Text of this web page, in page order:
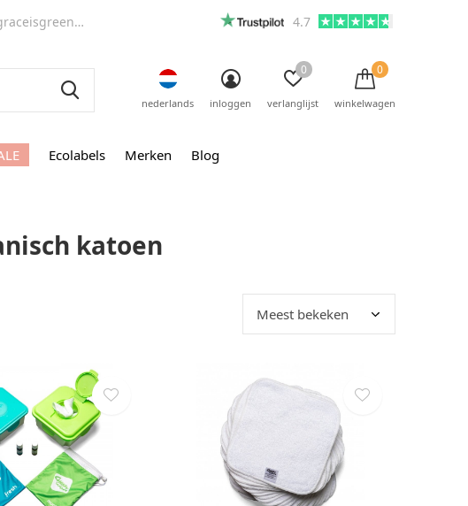
Ecolabels Merken Blog
nederlands inloggen verlanglijst
0
winkelwagen
0
4.7
katoen